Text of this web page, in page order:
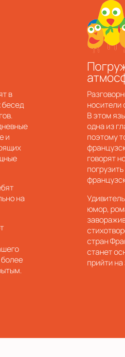
в
и
на
носители
В этом
одна из
поэтому
говорят
юмор,
стран
станет
прийти на